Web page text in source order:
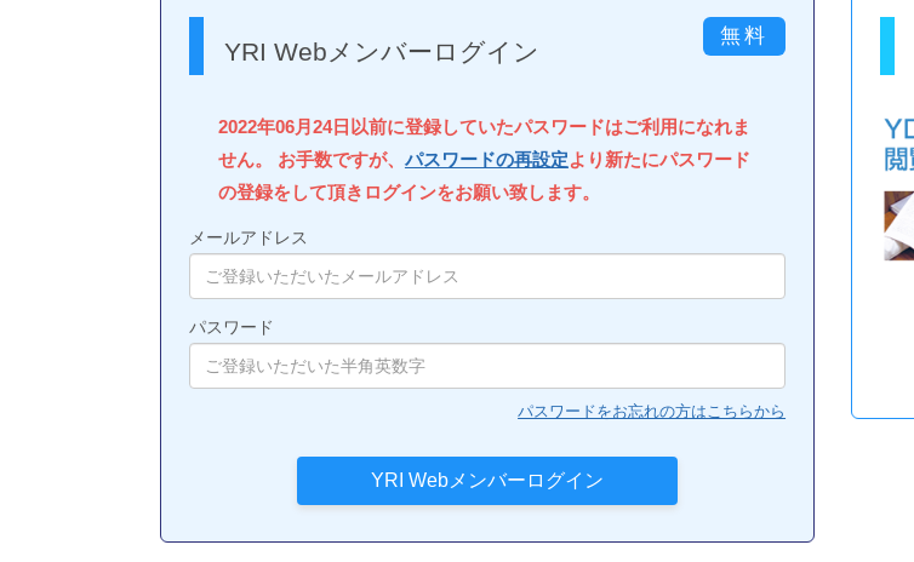
YRI Webメンバーログイン
2022年06月24日以前に登録していたパスワードはご利用になれま
せん。 お手数ですが、 パスワードの再設定より新たにパスワード
の登録をして頂きログインをお願い致します。
メールアドレス
パスワード
パスワードをお忘れの方はこちらから